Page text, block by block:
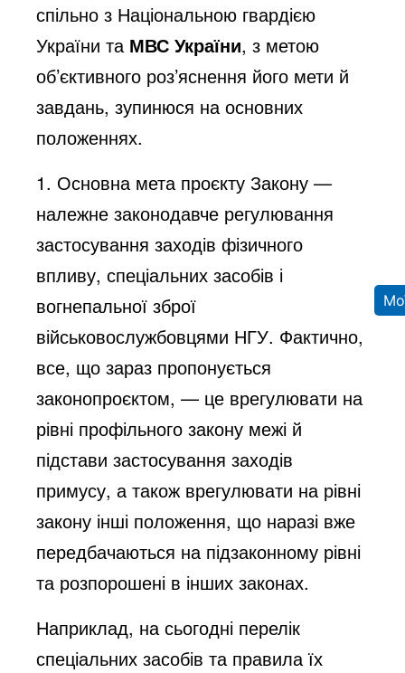
спільно з Національною гвардією
України та МВС України, з метою
об’єктивного роз’яснення його мети й
завдань, зупинюся на основних
положеннях.
1.⁠ Основна мета проєкту Закону —
належне законодавче регулювання
застосування заходів фізичного
впливу, спеціальних засобів і
вогнепальної зброї
військовослужбовцями НГУ. Фактично,
все, що зараз пропонується
законопроєктом, — це врегулювати на
рівні профільного закону межі й
підстави застосування заходів
примусу, а також врегулювати на рівні
закону інші положення, що наразі вже
передбачаються на підзаконному рівні
та розпорошені в інших законах.
Наприклад, на сьогодні перелік
спеціальних засобів та правила їх